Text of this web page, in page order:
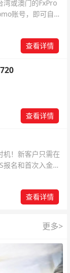
湾或澳门的FxPro
账号，即可自动
查看详情
查看详情
机！新客户只需在
名和首次入金即
查看详情
更多>